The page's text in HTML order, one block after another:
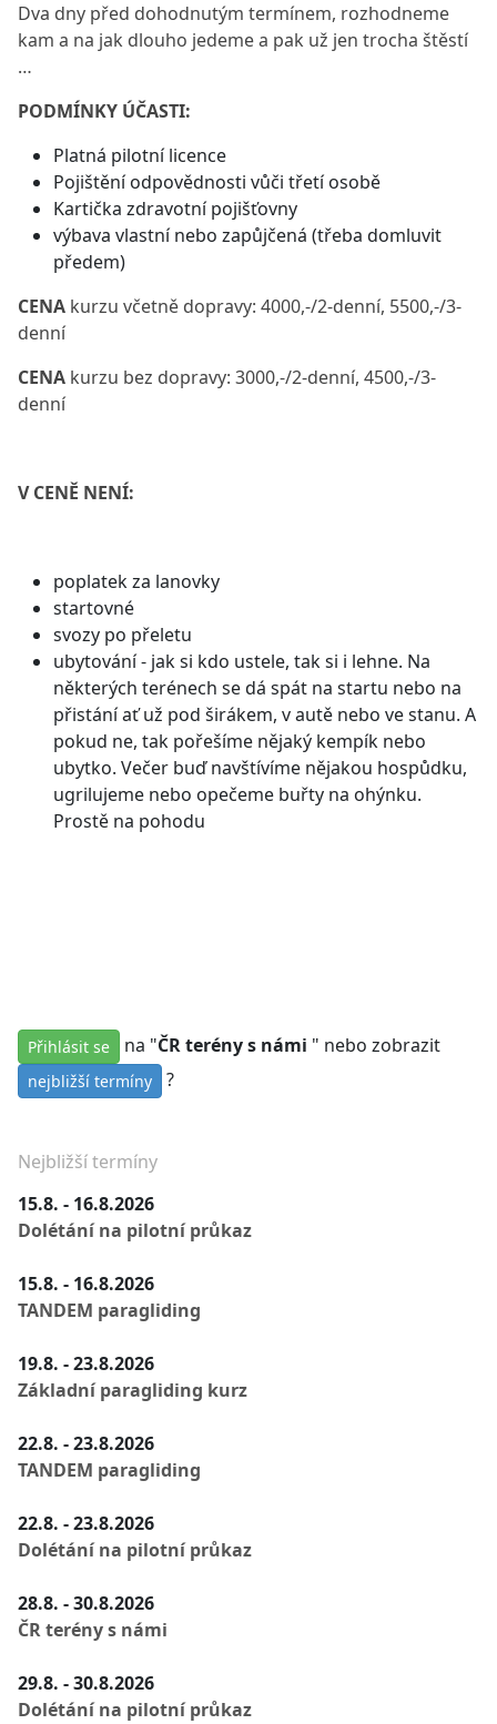
Nejbližší termíny
15.8. - 16.8.2026
Dolétání na pilotní průkaz
15.8. - 16.8.2026
TANDEM paragliding
19.8. - 23.8.2026
Základní paragliding kurz
22.8. - 23.8.2026
TANDEM paragliding
22.8. - 23.8.2026
Dolétání na pilotní průkaz
28.8. - 30.8.2026
ČR terény s námi
29.8. - 30.8.2026
Dolétání na pilotní průkaz
Dva dny před dohodnutým termínem, rozhodneme
kam a na jak dlouho jedeme a pak už jen trocha štěstí
…
PODMÍNKY ÚČASTI:
Platná pilotní licence
Pojištění odpovědnosti vůči třetí osobě
Kartička zdravotní pojišťovny
výbava vlastní nebo zapůjčená (třeba domluvit
předem)
CENA kurzu včetně dopravy: 4000,-/2-denní, 5500,-/3-
denní
CENA kurzu bez dopravy: 3000,-/2-denní, 4500,-/3-
denní
V CENĚ NENÍ:
poplatek za lanovky
startovné
svozy po přeletu
ubytování - jak si kdo ustele, tak si i lehne. Na
některých terénech se dá spát na startu nebo na
přistání ať už pod širákem, v autě nebo ve stanu. A
pokud ne, tak pořešíme nějaký kempík nebo
ubytko. Večer buď navštívíme nějakou hospůdku,
ugrilujeme nebo opečeme buřty na ohýnku.
Prostě na pohodu
Přihlásit se na "ČR terény s námi " nebo zobrazit
nejbližší termíny ?